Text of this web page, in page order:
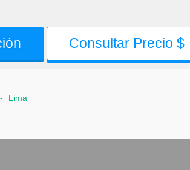
Consultar Precio $
- Lima